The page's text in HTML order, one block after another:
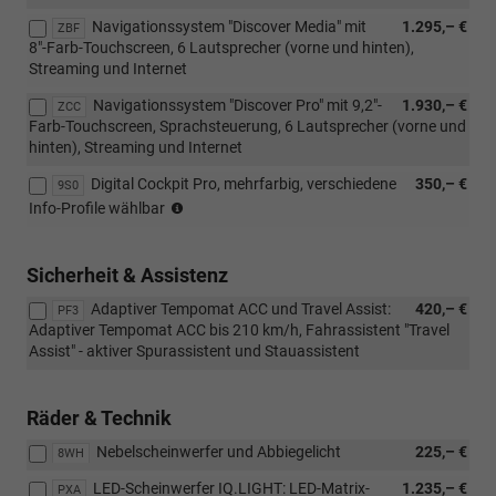
ZBF 1.295,– €
Navigationssystem "Discover Media" mit
8"-Farb-Touchscreen, 6 Lautsprecher (vorne und hinten),
Streaming und Internet
ZCC 1.930,– €
Navigationssystem "Discover Pro" mit 9,2"-
Farb-Touchscreen, Sprachsteuerung, 6 Lautsprecher (vorne und
hinten), Streaming und Internet
9S0 350,– €
Digital Cockpit Pro, mehrfarbig, verschiedene
Info-Profile wählbar
ZBP,
oder
ZCC)
Sicherheit & Assistenz
PF3 420,– €
Adaptiver Tempomat ACC und Travel Assist:
Adaptiver Tempomat ACC bis 210 km/h, Fahrassistent "Travel
Assist" - aktiver Spurassistent und Stauassistent
Räder & Technik
8WH 225,– €
Nebelscheinwerfer und Abbiegelicht
PXA 1.235,– €
LED-Scheinwerfer IQ.LIGHT: LED-Matrix-